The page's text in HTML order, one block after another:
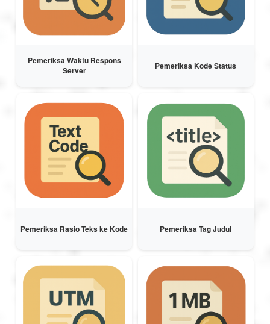
Pemeriksa Waktu Respons
Server
Pemeriksa Kode Status
Pemeriksa Rasio Teks ke Kode Pemeriksa Tag Judul